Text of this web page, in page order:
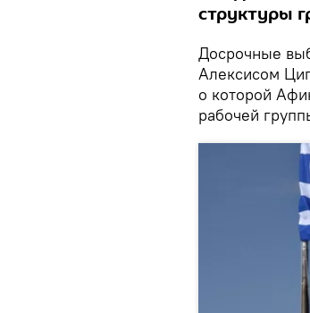
структуры
Досрочные
Алексисом
о которой
рабочей